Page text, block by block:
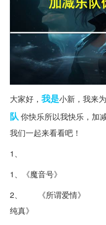
大家好， 我是小新，我来
队你快乐所以我快乐，加
我们一起来看看吧！
1、
1、《魔音号》
2、 《所谓爱情》 《
纯真》